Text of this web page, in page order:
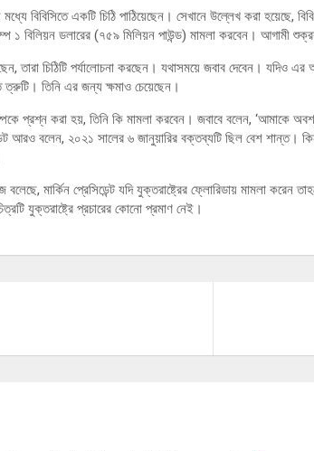
বিবিসিতে একটি চিঠি পাঠিয়েছেন। সেখানে উল্লেখ করা হয়েছে,
১ বিলিয়ন ডলারের (৭৫৯ মিলিয়ন পাউন্ড) মামলা করবেন। আগামী
তারা চিঠিটি পর্যালোচনা করছেন। যথাসময়ে জবাব দেবেন। যদিও এর
ত্রুটি। তিনি এর জন্য ক্ষমাও চেয়েছেন।
প্রশ্ন করা হয়, তিনি কি মামলা করবেন। জবাবে বলেন, ‘আমাকে
আরও বলেন, ২০২১ সালের ৬ জানুয়ারির বক্তব্যটি ছিল বেশ শান্ত।
বলেছে, মার্কিন প্রেসিডেন্ট যদি যুক্তরাষ্ট্রের ফ্লোরিডায় মামলা করেন
যুক্তরাষ্ট্রে প্রচারের কোনো প্রমাণ নেই।